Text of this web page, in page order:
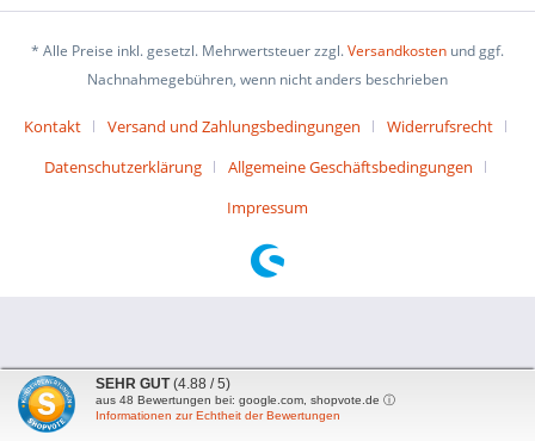
* Alle Preise inkl. gesetzl. Mehrwertsteuer zzgl.Versandkosten und ggf.
Nachnahmegebühren, wenn nicht anders beschrieben
Kontakt Versand und Zahlungsbedingungen
Widerrufsrecht
Datenschutzerklärung
Allgemeine Geschäftsbedingungen
Impressum
SEHR GUT (4.88 / 5)
aus 48 Bewertungen bei: google.com, shopvote.de ⓘ
Informationen zur Echtheit der Bewertungen